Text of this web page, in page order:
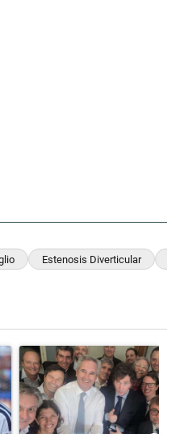
Estenosis Diverticular
título "Milei despidió a Jorge
Un artículo de tendencia con